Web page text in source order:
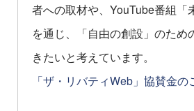
者への取材や、YouTube番組「
を通じ、「自由の創設」のため
きたいと考えています。
「ザ・リバティWeb」協賛金の